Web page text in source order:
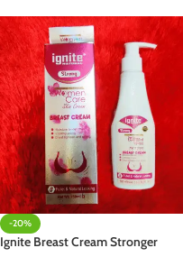
-20%
Ignite Breast Cream Stronger